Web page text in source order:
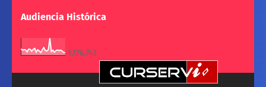
Audiencia Histórica
1,176,743